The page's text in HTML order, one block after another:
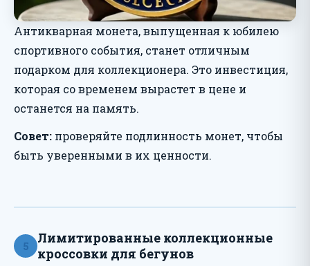
Антикварная монета, выпущенная к юбилею
спортивного события, станет отличным
подарком для коллекционера. Это инвестиция,
которая со временем вырастет в цене и
останется на память.
Совет: проверяйте подлинность монет, чтобы
быть уверенными в их ценности.
5
Лимитированные коллекционные
кроссовки для бегунов